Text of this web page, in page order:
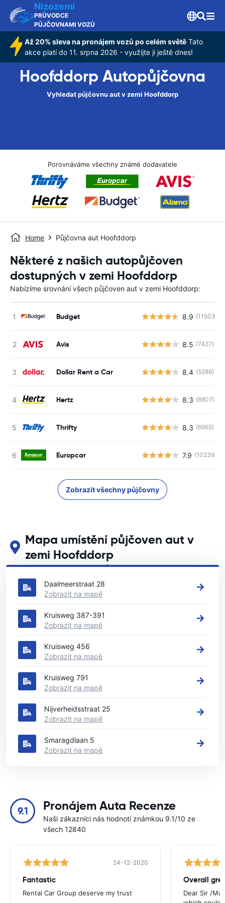
Nizozemí
PRŮVODCE
PŮJČOVNAMI VOZŮ
Až 20% sleva na pronájem vozů po celém světě Tato
akce platí do 11. srpna 2026 - využijte ji ještě dnes!
Hoofddorp Autopůjčovna
Vyhledat půjčovnu aut v zemi Hoofddorp
Porovnáváme všechny známé dodavatele
Home Půjčovna aut Hoofddorp
Některé z našich autopůjčoven
dostupných v zemi Hoofddorp
Nabízíme srovnání všech půjčoven aut v zemi Hoofddorp:
Budget 8.9 (11503)
Avis 8.5 (7427)
Dollar Rent a Car 8.4 (5286)
Hertz 8.3 (8807)
Thrifty 8.3 (6965)
Europcar 7.9 (10239)
Zobrazit všechny půjčovny
Mapa umístění půjčoven aut v
zemi Hoofddorp
Podívejte se na naše hlavní půjčovny aut v zemi Hoofddorp
Daalmeerstraat 28
Zobrazit na mapě
Kruisweg 387-391
Zobrazit na mapě
Kruisweg 456
Zobrazit na mapě
Kruisweg 791
Zobrazit na mapě
Nijverheidsstraat 25
Zobrazit na mapě
Smaragdlaan 5
Zobrazit na mapě
9.1 Pronájem Auta Recenze
Naši zákazníci nás hodnotí známkou 9.1/10 ze
všech 12840
24-12-2020
Fantastic
Rental Car Group deserve my trust
Overall
Dear Sir /